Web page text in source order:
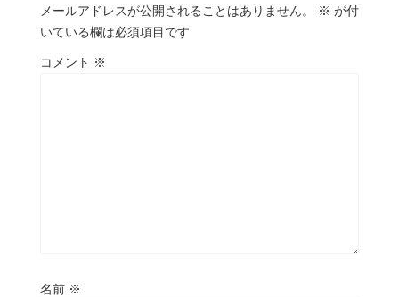
メールアドレスが公開されることはありません。 ※ が付
いている欄は必須項目です
コメント ※
名前 ※